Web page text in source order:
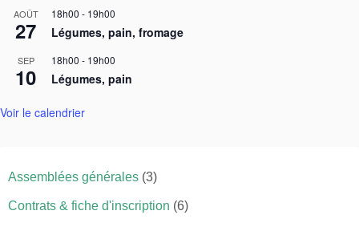
AOÛT
27
18h00 - 19h00
Légumes, pain, fromage
SEP
10
18h00 - 19h00
Légumes, pain
Voir le calendrier
Assemblées générales (3)
Contrats & fiche d'inscription (6)